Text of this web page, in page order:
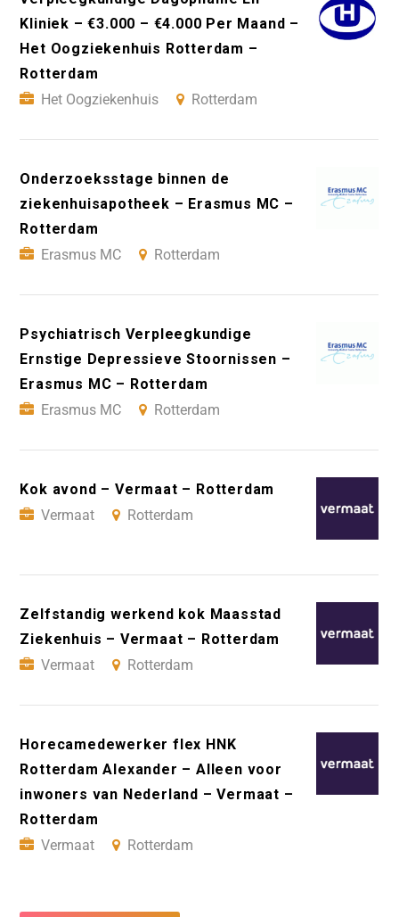
Kliniek – €3.000 – €4.000 Per Maand –
Het Oogziekenhuis Rotterdam –
Rotterdam
Het Oogziekenhuis
Rotterdam
Onderzoeksstage binnen de
ziekenhuisapotheek – Erasmus MC –
Rotterdam
Erasmus MC
Rotterdam
Psychiatrisch Verpleegkundige
Ernstige Depressieve Stoornissen –
Erasmus MC – Rotterdam
Erasmus MC
Rotterdam
Kok avond – Vermaat – Rotterdam
Vermaat
Rotterdam
Zelfstandig werkend kok Maasstad
Ziekenhuis – Vermaat – Rotterdam
Vermaat
Rotterdam
Horecamedewerker flex HNK
Rotterdam Alexander – Alleen voor
inwoners van Nederland – Vermaat –
Rotterdam
Vermaat
Rotterdam